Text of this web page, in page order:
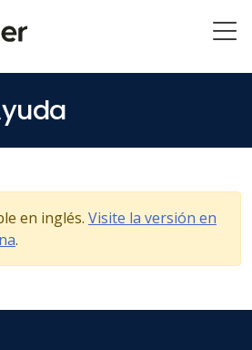
en inglés. Visite la versión en
.